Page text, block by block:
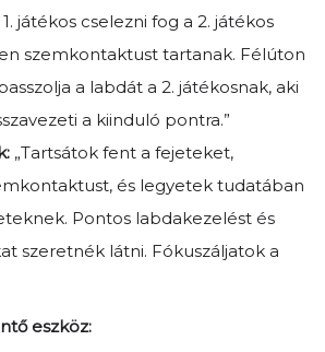
1. játékos cselezni fog a 2. játékos
szemkontaktust tartanak. Félúton
a labdát a 2. játékosnak, aki
a kiinduló pontra.”
„Tartsátok fent a fejeteket,
és legyetek tudatában
Pontos labdakezelést és
szeretnék látni. Fókuszáljatok a
eszköz: